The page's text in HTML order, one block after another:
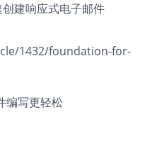
创建响应式电子邮件
1432/foundation-for-
编写更轻松